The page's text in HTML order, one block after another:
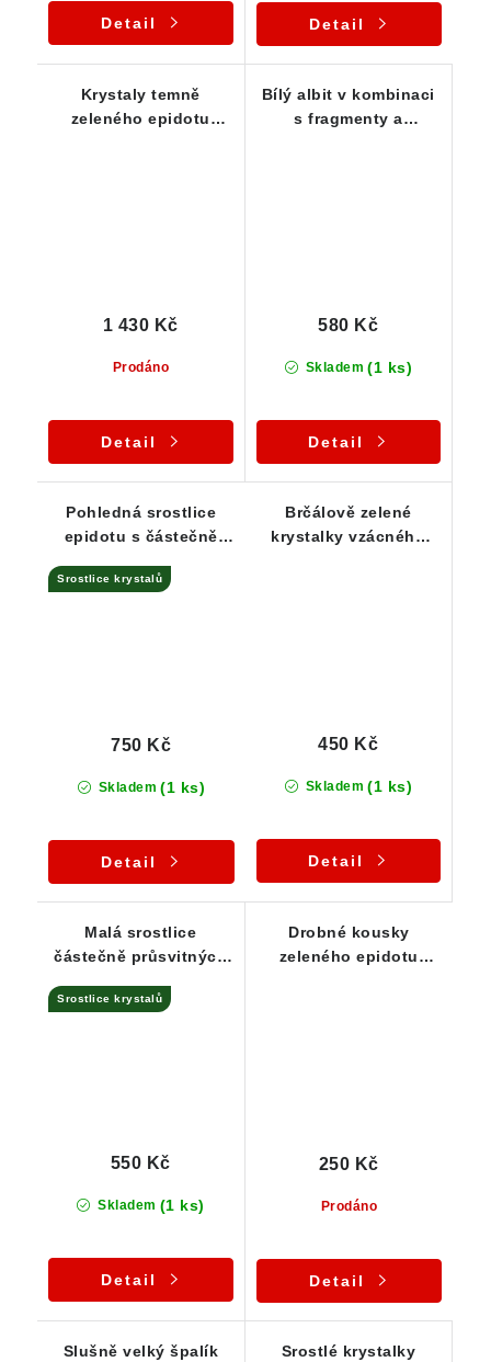
Detail Detail
Krystaly temně
zeleného epidotu
Prodáno
1 430 Kč
Detail
Bílý albit v kombinaci
s fragmenty a
Skladem (1 ks)
580 Kč
Detail
Pohledná srostlice
epidotu s částečně
Srostlice krystalů
Skladem (1 ks)
750 Kč
Detail
Brčálově zelené
krystalky vzácného
Skladem (1 ks)
450 Kč
Detail
Malá srostlice
částečně průsvitných
epidotu
Srostlice krystalů
Skladem (1 ks)
550 Kč
Detail
Drobné kousky
zeleného epidotu
Prodáno
250 Kč
Detail
Slušně velký špalík
Srostlé krystalky